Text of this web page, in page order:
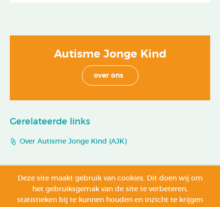
Autisme Jonge Kind
over ons
Gerelateerde links
Over Autisme Jonge Kind (AJK)
Copyright © 2026 Autisme Jonge Kind Privacy verklaring
Deze site maakt gebruik van cookies. Dit doen wij om
het gebruiksgemak van de site te verbeteren,
statistieken bij te kunnen houden en inzicht te krijgen